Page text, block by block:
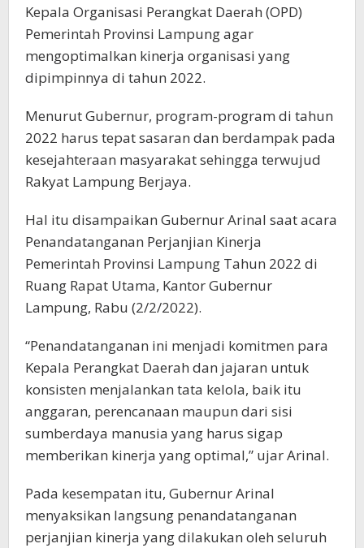
Kepala Organisasi Perangkat Daerah (OPD)
Pemerintah Provinsi Lampung agar
mengoptimalkan kinerja organisasi yang
dipimpinnya di tahun 2022.
Menurut Gubernur, program-program di tahun
2022 harus tepat sasaran dan berdampak pada
kesejahteraan masyarakat sehingga terwujud
Rakyat Lampung Berjaya.
Hal itu disampaikan Gubernur Arinal saat acara
Penandatanganan Perjanjian Kinerja
Pemerintah Provinsi Lampung Tahun 2022 di
Ruang Rapat Utama, Kantor Gubernur
Lampung, Rabu (2/2/2022).
“Penandatanganan ini menjadi komitmen para
Kepala Perangkat Daerah dan jajaran untuk
konsisten menjalankan tata kelola, baik itu
anggaran, perencanaan maupun dari sisi
sumberdaya manusia yang harus sigap
memberikan kinerja yang optimal,” ujar Arinal.
Pada kesempatan itu, Gubernur Arinal
menyaksikan langsung penandatanganan
perjanjian kinerja yang dilakukan oleh seluruh